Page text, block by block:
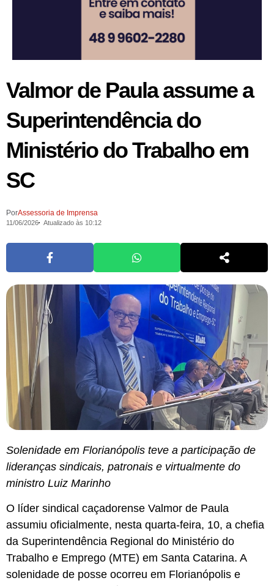
Valmor de Paula assume a
Superintendência do
Ministério do Trabalho em
SC
PorAssessoria de Imprensa
11/06/2026 Atualizado às 10:12
Solenidade em Florianópolis teve a participação de
lideranças sindicais, patronais e virtualmente do
ministro Luiz Marinho
O líder sindical caçadorense Valmor de Paula
assumiu oficialmente, nesta quarta-feira, 10, a chefia
da Superintendência Regional do Ministério do
Trabalho e Emprego (MTE) em Santa Catarina. A
solenidade de posse ocorreu em Florianópolis e